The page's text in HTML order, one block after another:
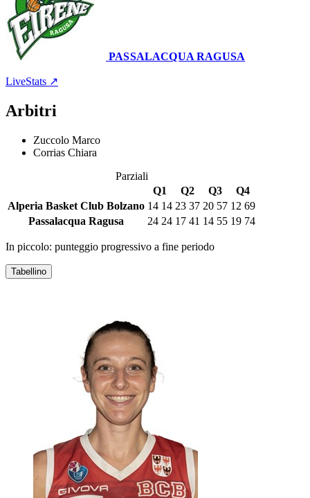
PASSALACQUA RAGUSA
LiveStats ↗
Arbitri
Zuccolo Marco
Corrias Chiara
Parziali
Q1
Q2 Q3
Q4
Alperia Basket Club Bolzano 14 14 23 37 20 57 12 69
Passalacqua Ragusa
24 24 17 41 14 55 19 74
In piccolo: punteggio progressivo a fine periodo
Tabellino